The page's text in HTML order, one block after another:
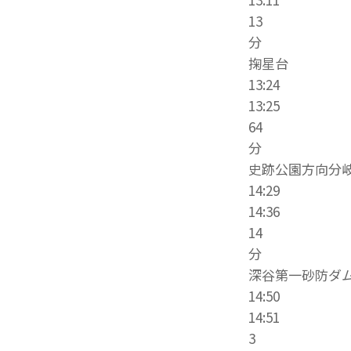
13
分
掬星台
13:24
13:25
64
分
史跡公園方向分
14:29
14:36
14
分
深谷第一砂防ダ
14:50
14:51
3